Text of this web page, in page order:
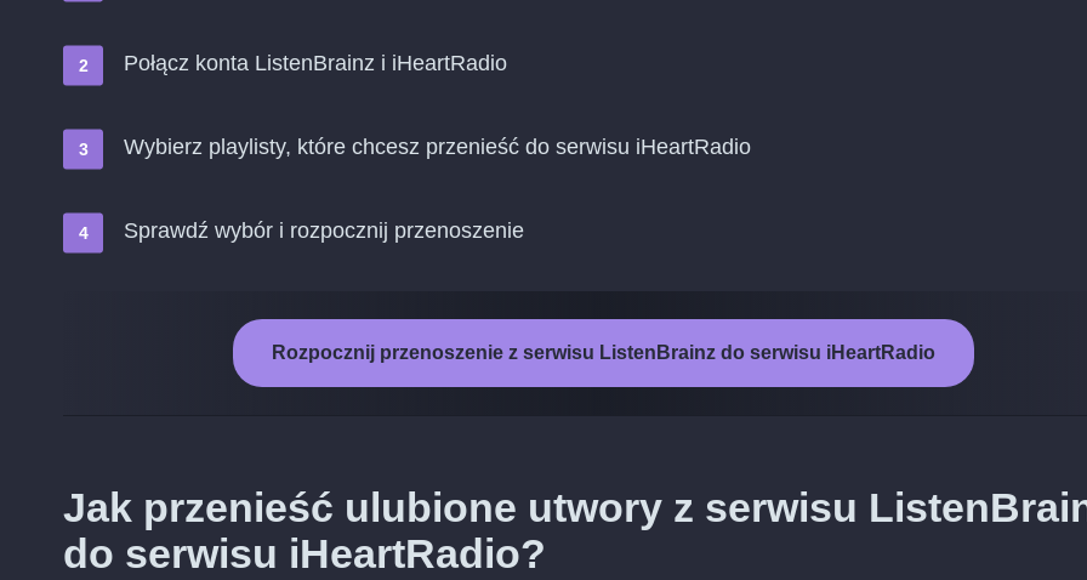
Połącz konta ListenBrainz i iHeartRadio
Wybierz playlisty, które chcesz przenieść do serwisu iHeartRadio
Sprawdź wybór i rozpocznij przenoszenie
Rozpocznij przenoszenie z serwisu ListenBrainz do serwisu iHeartRadio
Jak przenieść ulubione utwory z serwisu
do serwisu iHeartRadio?